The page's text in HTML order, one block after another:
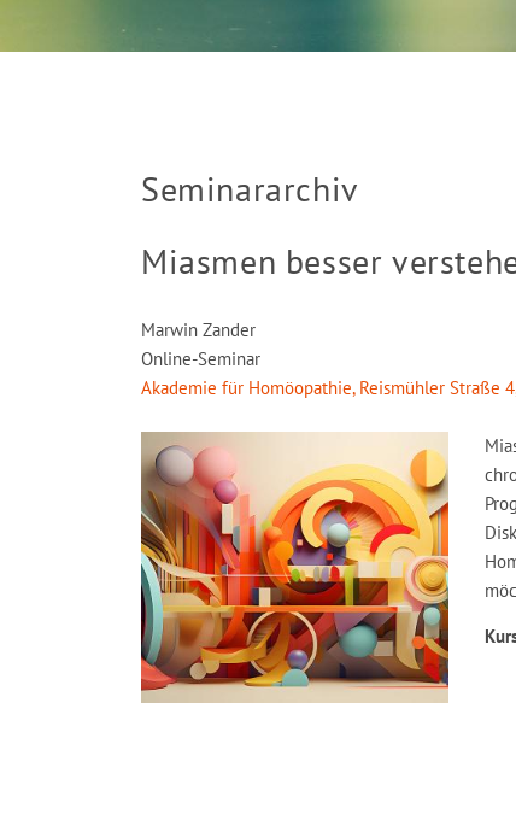
Seminararchiv
Miasmen besser
Marwin Zander
Online-Seminar
Akademie für Homöopathie, Reismühler Straße